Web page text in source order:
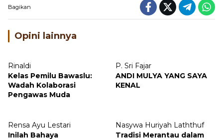
Bagikan
Opini lainnya
Rinaldi
Kelas Pemilu Bawaslu:
Wadah Kolaborasi
Pengawas Muda
P. Sri Fajar
ANDI MULYA YANG SAYA
KENAL
Rensa Ayu Lestari
Inilah Bahaya
Nasywa Huriyah Laththuf
Tradisi Merantau dalam